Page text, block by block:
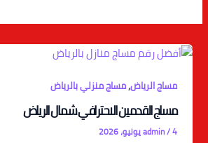
مساج الرياض,مساج منزلي بالرياض
مساج القدمين الاحترافي شمال الرياض
admin/4 يونيو، 2026